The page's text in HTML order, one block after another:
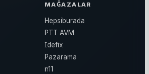
MAĞAZALAR
Hepsiburada
PTT AVM
İdefix
Pazarama
n11